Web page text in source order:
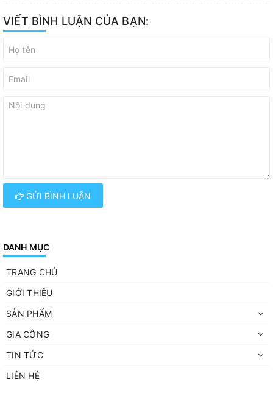
VIẾT BÌNH LUẬN CỦA BẠN:
GỬI BÌNH LUẬN
DANH MỤC
TRANG CHỦ
GIỚI THIỆU
SẢN PHẨM
GIA CÔNG
TIN TỨC
LIÊN HỆ